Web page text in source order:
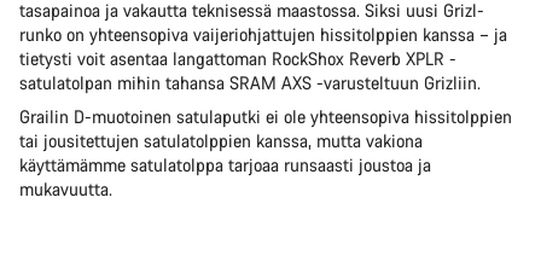
tasapainoa ja vakautta teknisessä maastossa. Siksi uusi Grizl-
runko on yhteensopiva vaijeriohjattujen hissitolppien kanssa – ja
tietysti voit asentaa langattoman RockShox Reverb XPLR -
satulatolpan mihin tahansa SRAM AXS -varusteltuun Grizliin.
Grailin D-muotoinen satulaputki ei ole yhteensopiva hissitolppien
tai jousitettujen satulatolppien kanssa, mutta vakiona
käyttämämme satulatolppa tarjoaa runsaasti joustoa ja
mukavuutta.